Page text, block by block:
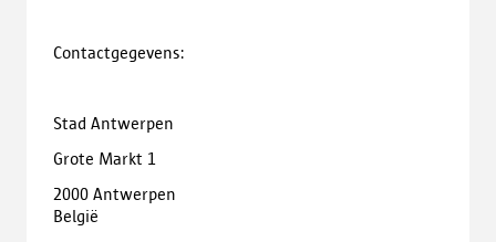
Contactgegevens:
Stad Antwerpen
Grote Markt 1
2000 Antwerpen
België